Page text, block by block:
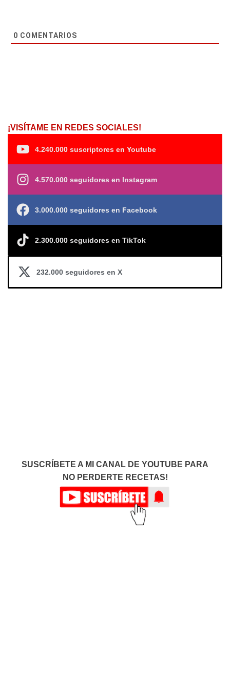
0 COMENTARIOS
¡VISÍTAME EN REDES SOCIALES!
4.240.000 suscriptores en Youtube
4.570.000 seguidores en Instagram
3.000.000 seguidores en Facebook
2.300.000 seguidores en TikTok
232.000 seguidores en X
SUSCRÍBETE A MI CANAL DE YOUTUBE PARA
NO PERDERTE RECETAS!